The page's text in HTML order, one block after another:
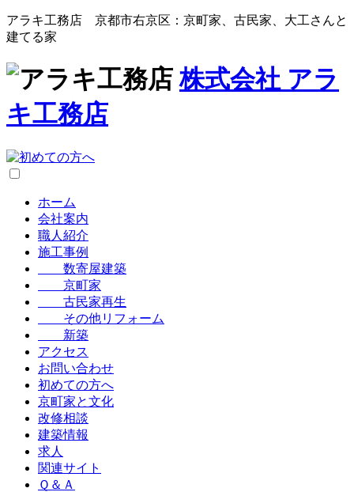
アラキ工務店 京都市右京区：京町家、古民家、大工さんと
建てる家
株式会社 アラ
キ工務店
ホーム
会社案内
職人紹介
施工事例
数寄屋建築
京町家
古民家再生
その他リフォーム
新築
アクセス
お問い合わせ
初めての方へ
京町家と文化
改修相談
建築情報
求人
関連サイト
Ｑ＆Ａ